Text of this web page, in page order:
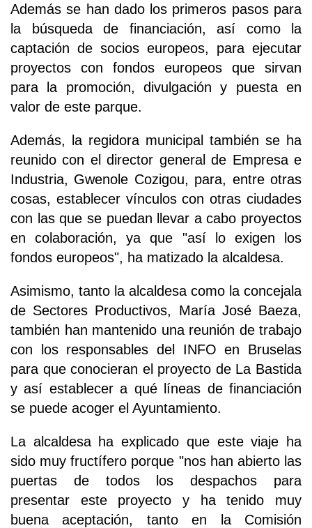
Además se han dado los primeros pasos para
la búsqueda de financiación, así como la
captación de socios europeos, para ejecutar
proyectos con fondos europeos que sirvan
para la promoción, divulgación y puesta en
valor de este parque.
Además, la regidora municipal también se ha
reunido con el director general de Empresa e
Industria, Gwenole Cozigou, para, entre otras
cosas, establecer vínculos con otras ciudades
con las que se puedan llevar a cabo proyectos
en colaboración, ya que "así lo exigen los
fondos europeos", ha matizado la alcaldesa.
Asimismo, tanto la alcaldesa como la concejala
de Sectores Productivos, María José Baeza,
también han mantenido una reunión de trabajo
con los responsables del INFO en Bruselas
para que conocieran el proyecto de La Bastida
y así establecer a qué líneas de financiación
se puede acoger el Ayuntamiento.
La alcaldesa ha explicado que este viaje ha
sido muy fructífero porque "nos han abierto las
puertas de todos los despachos para
presentar este proyecto y ha tenido muy
buena aceptación, tanto en la Comisión